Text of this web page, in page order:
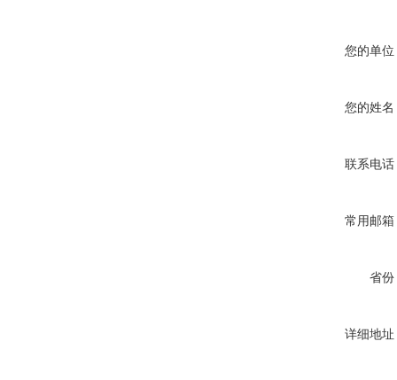
您的单位
您的姓名
联系电话
常用邮箱
省份
详细地址